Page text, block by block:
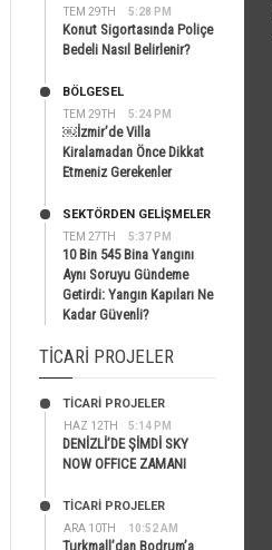
TEM 29TH 5:28 PM
Konut Sigortasında Poliçe
Bedeli Nasıl Belirlenir?
TEM 29TH 5:24 PM
BÖLGESEL
￼İzmir’de Villa
Kiralamadan Önce Dikkat
Etmeniz Gerekenler
TEM 27TH 5:37 PM
SEKTÖRDEN GELIŞMELER
10 Bin 545 Bina Yangını
Aynı Soruyu Gündeme
Getirdi: Yangın Kapıları Ne
Kadar Güvenli?
TICARI PROJELER
HAZ 12TH 5:14 PM
TİCARİ PROJELER
DENİZLİ’DE ŞİMDİ SKY
NOW OFFICE ZAMANI
ARA 10TH 10:52 AM
TİCARİ PROJELER
Turkmall’dan Bodrum’a